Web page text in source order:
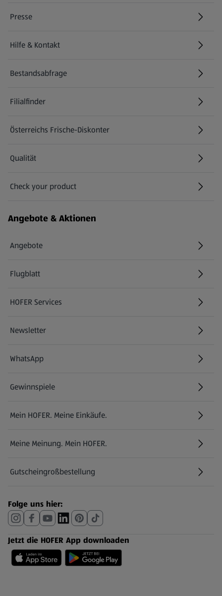
Presse
Hilfe & Kontakt
(öffnet in einem neuen Tab)
Bestandsabfrage
(öffnet in einem neuen Tab)
Filialfinder
Österreichs Frische-Diskonter
Qualität
Check your product
(öffnet in einem neuen Tab)
Angebote & Aktionen
Angebote
Flugblatt
HOFER Services
Newsletter
WhatsApp
Gewinnspiele
Mein HOFER. Meine Einkäufe.
Meine Meinung. Mein HOFER.
Gutscheingroßbestellung
(öffnet in einem neuen Tab)
Folge uns hier:
Jetzt die HOFER App downloaden